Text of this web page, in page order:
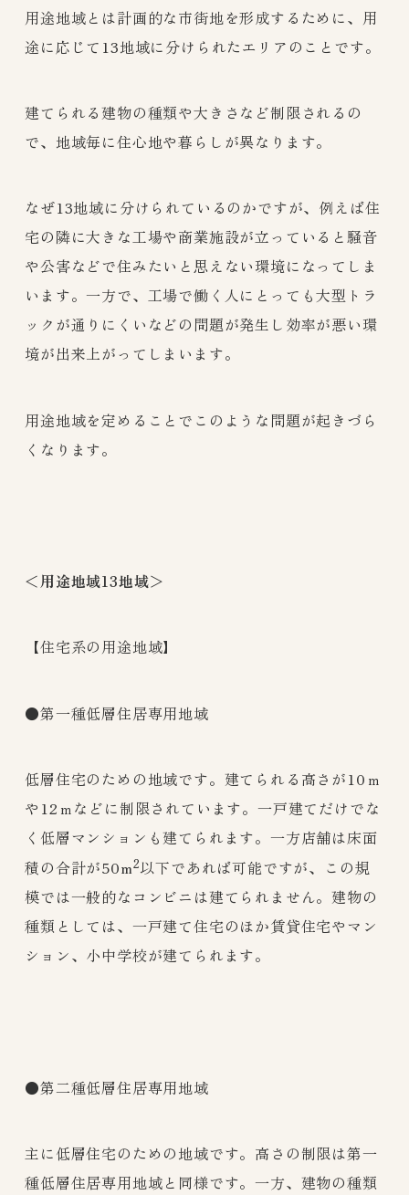
用途地域とは計画的な市街地を形成するために、用
途に応じて13地域に分けられたエリアのことです。
建てられる建物の種類や大きさなど制限されるの
で、地域毎に住心地や暮らしが異なります。
なぜ13地域に分けられているのかですが、例えば住
宅の隣に大きな工場や商業施設が立っていると騒音
や公害などで住みたいと思えない環境になってしま
います。一方で、工場で働く人にとっても大型トラ
ックが通りにくいなどの問題が発生し効率が悪い環
境が出来上がってしまいます。
用途地域を定めることでこのような問題が起きづら
くなります。
＜用途地域13地域＞
【住宅系の用途地域】
●第一種低層住居専用地域
低層住宅のための地域です。建てられる高さが10ｍ
や12ｍなどに制限されています。一戸建てだけでな
く低層マンションも建てられます。一方店舗は床面
積の合計が50m2以下であれば可能ですが、この規
模では一般的なコンビニは建てられません。建物の
種類としては、一戸建て住宅のほか賃貸住宅やマン
ション、小中学校が建てられます。
●第二種低層住居専用地域
主に低層住宅のための地域です。高さの制限は第一
種低層住居専用地域と同様です。一方、建物の種類